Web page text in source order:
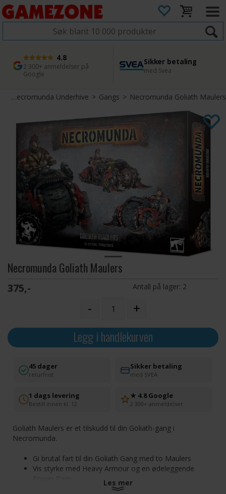
4.8
2 300+ anmeldelser på
Google
Sikker betaling
med Svea
1 dags levering
Bestill innen kl. 12
45 dager returfrist
Enkel retur
> Necromunda Underhive>Gangs> Necromunda Goliath Maulers
Necromunda Goliath Maulers
375,- Antall på lager: 2
- +
Legg i handlekurven
45 dager
returfrist
Sikker betaling
med SVEA
1 dags levering
Bestill innen kl. 12
★ 4.8 Google
2 300+ anmeldelser
Goliath Maulers er et tilskudd til din Goliath-gang i
Necromunda.
Gi brutal fart til din Goliath Gang med to Maulers
Vis styrke med Heavy Armour og en ødeleggende
Personliggjør dine sjåfører med et utvalg våpen, hoder
Les mer